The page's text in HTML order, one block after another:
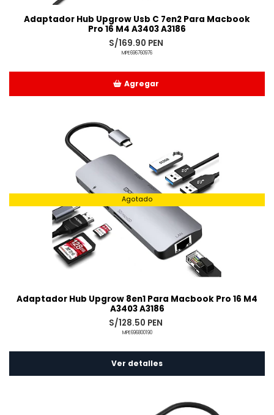
Adaptador Hub Upgrow Usb C 7en2 Para Macbook
Pro 16 M4 A3403 A3186
S/169.90 PEN
MPE696760976
Agregar
Agotado
Adaptador Hub Upgrow 8en1 Para Macbook Pro 16 M4
A3403 A3186
S/128.50 PEN
MPE696800190
Ver detalles